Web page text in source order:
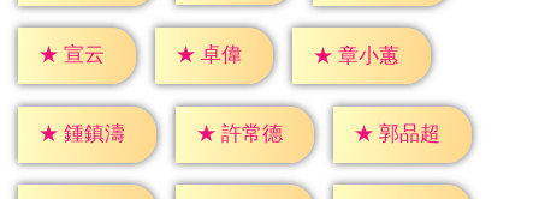
★ 宣云 ★ 卓偉 ★ 章小蕙
★ 鍾鎮濤 ★ 許常德 ★ 郭品超